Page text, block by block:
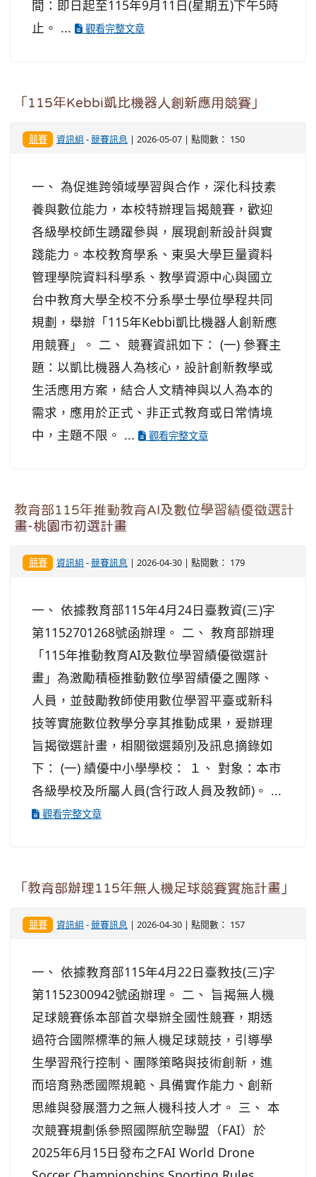
間：即日起至115年9月11日(星期五)下午5時
止。 ...
觀看完整文章
「115年Kebbi凱比機器人創新應用競賽」
競賽 資訊組 -競賽訊息 | 2026-05-07 | 點閱數： 150
一、 為促進跨領域學習與合作，深化科技素
養與數位能力，本校特辦理旨揭競賽，歡迎
各級學校師生踴躍參與，展現創新設計與實
踐能力。本校教育學系、東吳大學巨量資料
管理學院資料科學系、教學資源中心與國立
台中教育大學全校不分系學士學位學程共同
規劃，舉辦「115年Kebbi凱比機器人創新應
用競賽」。 二、 競賽資訊如下： (一) 參賽主
題：以凱比機器人為核心，設計創新教學或
生活應用方案，結合人文精神與以人為本的
需求，應用於正式、非正式教育或日常情境
中，主題不限。 ...
觀看完整文章
教育部115年推動教育AI及數位學習績優徵選計
畫-桃園市初選計畫
競賽 資訊組 -競賽訊息 | 2026-04-30 | 點閱數： 179
一、 依據教育部115年4月24日臺教資(三)字
第1152701268號函辦理。 二、 教育部辦理
「115年推動教育AI及數位學習績優徵選計
畫」為激勵積極推動數位學習績優之團隊、
人員，並鼓勵教師使用數位學習平臺或新科
技等實施數位教學分享其推動成果，爰辦理
旨揭徵選計畫，相關徵選類別及訊息摘錄如
下： (一) 績優中小學學校： １、 對象：本市
各級學校及所屬人員(含行政人員及教師)。 ...
觀看完整文章
「教育部辦理115年無人機足球競賽實施計畫」
競賽 資訊組 -競賽訊息 | 2026-04-30 | 點閱數： 157
一、 依據教育部115年4月22日臺教技(三)字
第1152300942號函辦理。 二、 旨揭無人機
足球競賽係本部首次舉辦全國性競賽，期透
過符合國際標準的無人機足球競技，引導學
生學習飛行控制、團隊策略與技術創新，進
而培育熟悉國際規範、具備實作能力、創新
思維與發展潛力之無人機科技人才。 三、 本
次競賽規劃係參照國際航空聯盟（FAI）於
2025年6月15日發布之FAI World Drone